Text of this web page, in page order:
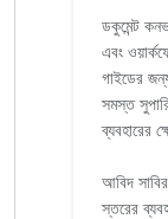
ডকুমেন্ট
এবং
গাইডের
সমস্ত
ব্যবহারের
আবিদ
স্তরের